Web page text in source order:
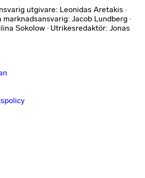
utgivare: Leonidas Aretakis ·
Jacob Lundberg ·
Sokolow · Utrikesredaktör: Jonas